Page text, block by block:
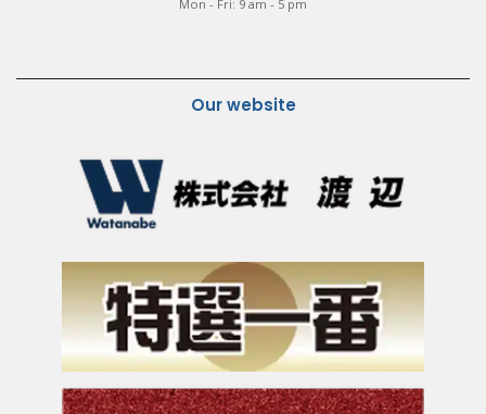
Mon - Fri: 9 am - 5 pm
Our website